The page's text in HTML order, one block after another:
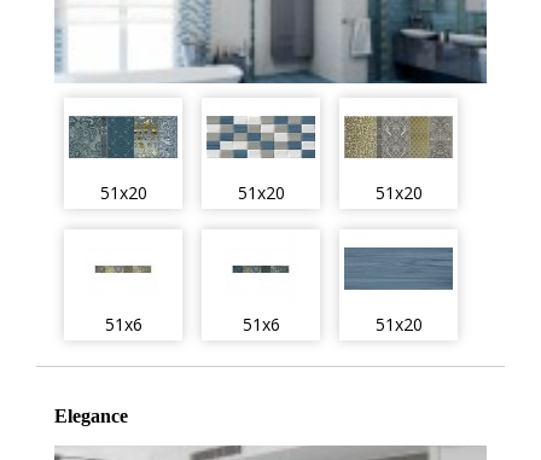
51x20 51x20 51x20
51x6 51x6 51x20
Elegance